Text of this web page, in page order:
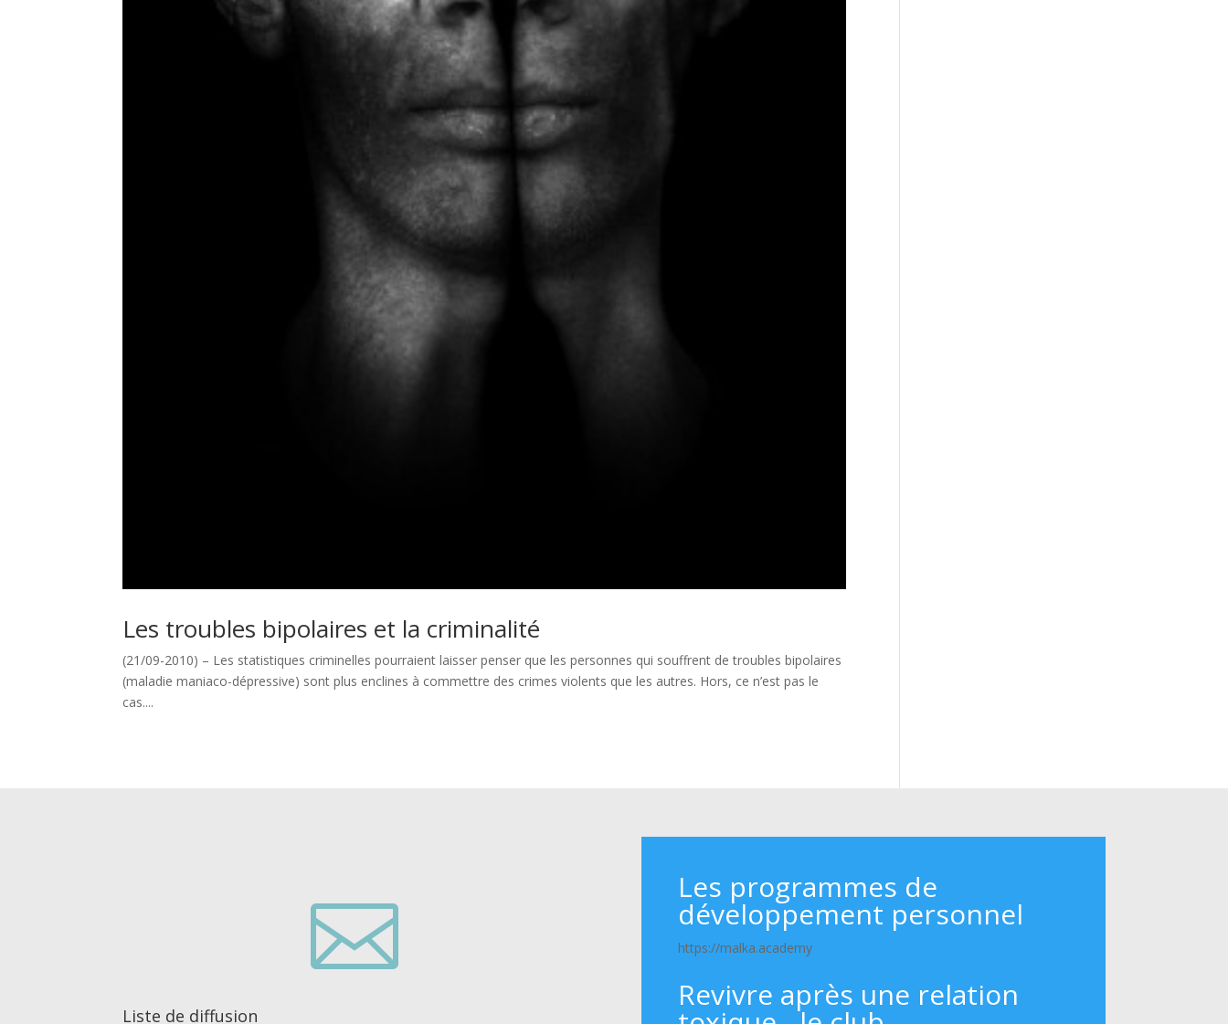
Les troubles bipolaires et la criminalité
(21/09-2010) – Les statistiques criminelles pourraient laisser penser que les personnes qui souffrent de troubles bipolaires
(maladie maniaco-dépressive) sont plus enclines à commettre des crimes violents que les autres. Hors, ce n’est pas le
cas....

Liste de diffusion
Les programmes de
développement personnel
https://malka.academy
Revivre après une relation